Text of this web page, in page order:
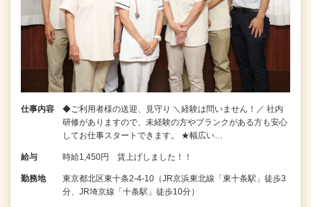
仕事内容
◆ご利用者様の送迎、見守り ＼経験は問いません！／ 社内
研修がありますので、未経験の方やブランクがある方も安心
してお仕事スタートできます。 ★幅広い…
給与 時給1,450円 賃上げしました！！
勤務地
東京都北区東十条2-4-10（JR京浜東北線「東十条駅」徒歩3
分、JR埼京線「十条駅」徒歩10分）